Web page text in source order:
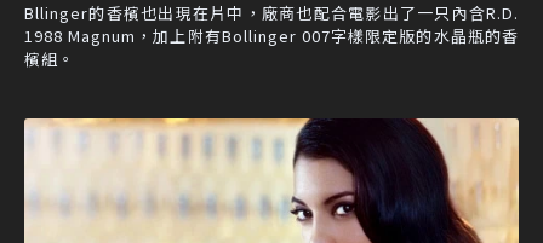
Bllinger的香檳也出現在片中，廠商也配合電影出了一只內含R.D.
1988 Magnum，加上附有Bollinger 007字樣限定版的水晶瓶的香
檳組。